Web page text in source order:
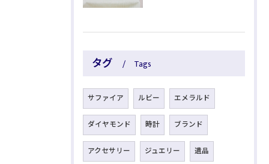
タグ Tags
サファイア ルビー エメラルド
ダイヤモンド 時計 ブランド
アクセサリー ジュエリー 遺品